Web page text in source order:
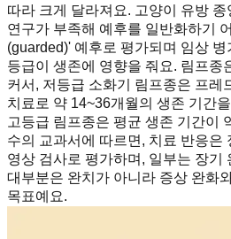
따라 크게 달라져요. 고양이 유방 종
연구가 부족해 예후를 일반화하기
(guarded)' 예후로 평가되며 임상 병
등급이 생존에 영향을 줘요. 림프종
커서, 저등급 소화기 림프종은 프레
치료로 약 14~36개월의 생존 기간
고등급 림프종은 평균 생존 기간이
수의 교과서에 따르면, 치료 반응은
영상 검사로 평가하며, 일부는 장기
대부분은 완치가 아니라 증상 완화
목표예요.